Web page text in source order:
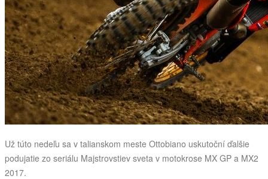
Už túto nedeľu sa v talianskom meste Ottobiano uskutoční ďalšie
podujatie zo seriálu Majstrovstiev sveta v motokrose MX GP a MX2
2017.